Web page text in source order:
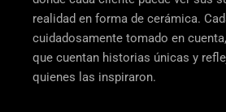
realidad en forma de cerámica.
cuidadosamente tomado en
que cuentan historias únicas y
quienes las inspiraron.